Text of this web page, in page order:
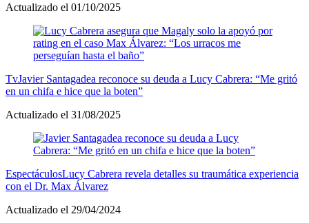
Actualizado el 01/10/2025
TvJavier Santagadea reconoce su deuda a Lucy Cabrera: “Me gritó
en un chifa e hice que la boten”
Actualizado el 31/08/2025
EspectáculosLucy Cabrera revela detalles su traumática experiencia
con el Dr. Max Álvarez
Actualizado el 29/04/2024